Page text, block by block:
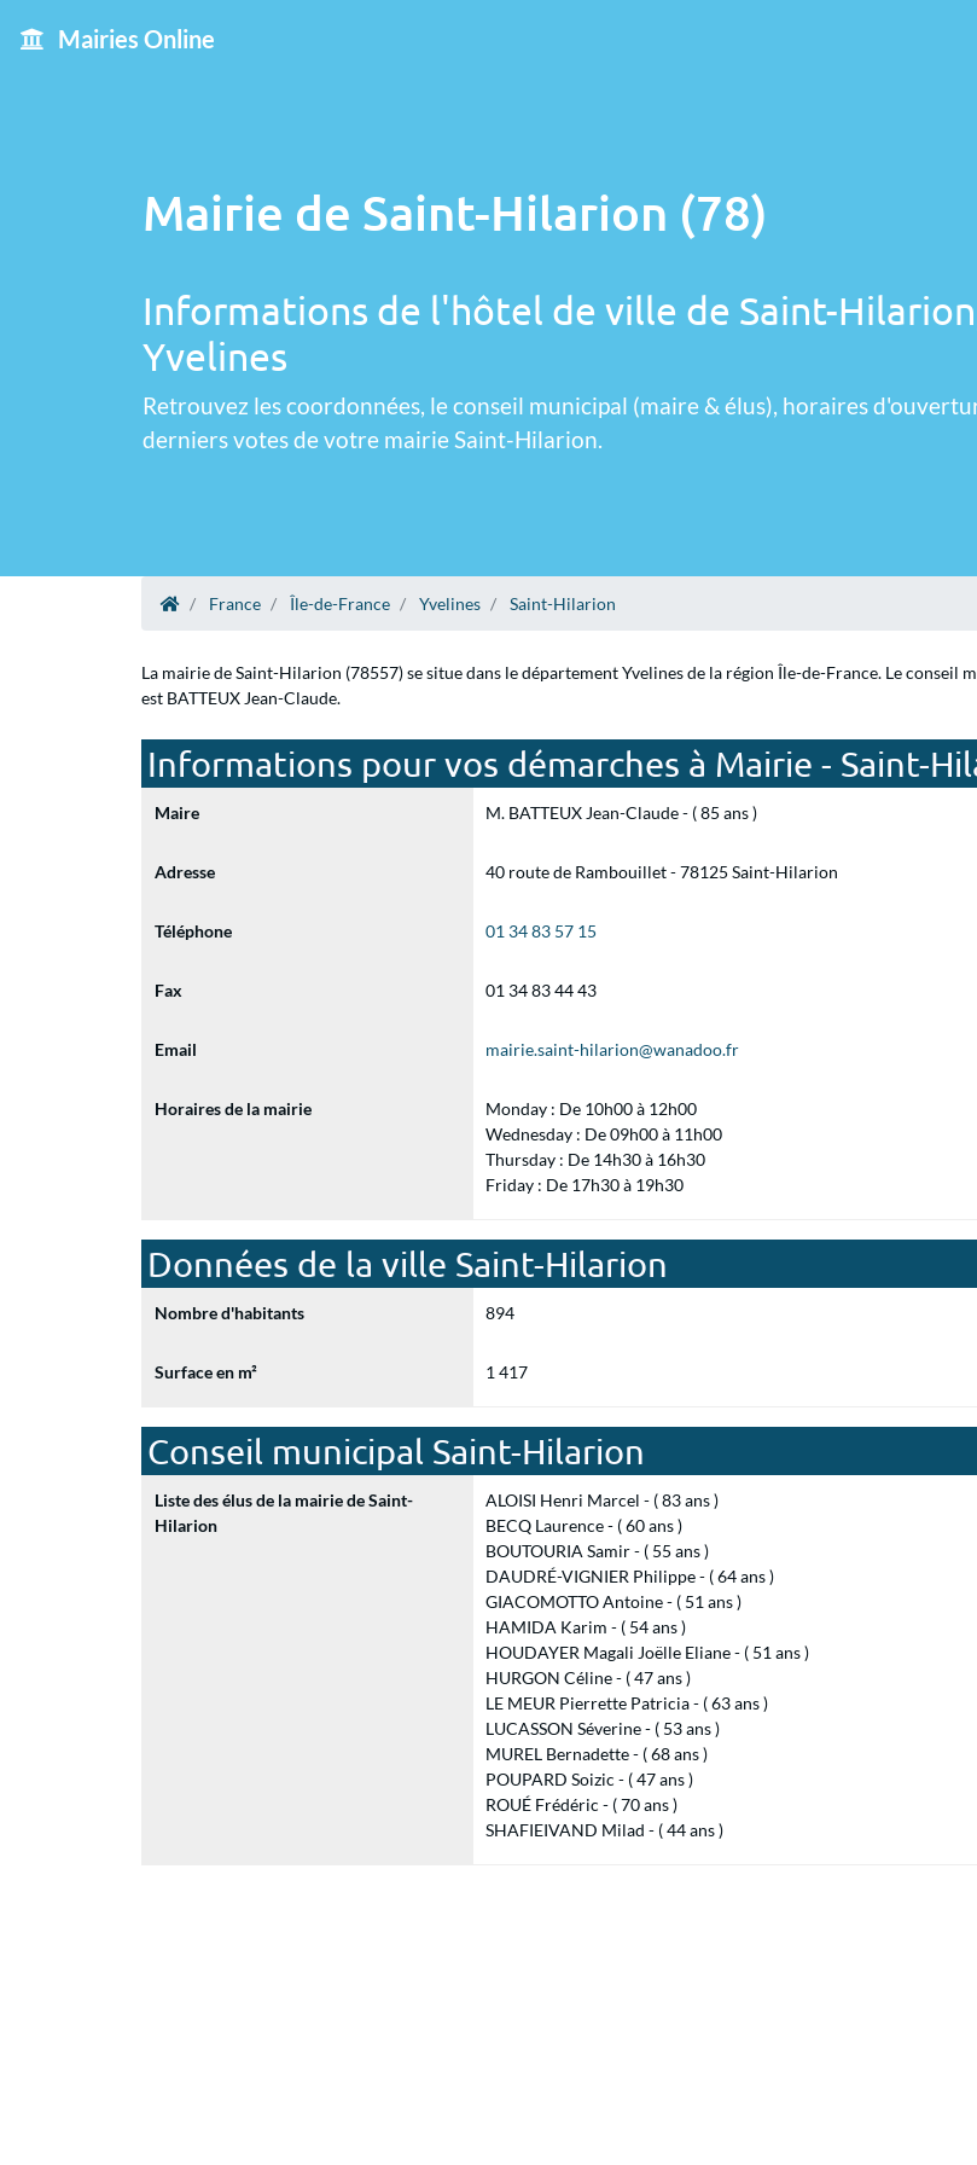
Mairies Online
Mairie de Saint-Hilarion (78)
Informations de l'hôtel de ville de Saint-
Yvelines
Retrouvez les coordonnées, le conseil municipal (maire & élus), horaires
derniers votes de votre mairie Saint-Hilarion.
France Île-de-France Yvelines Saint-Hilarion
La mairie de Saint-Hilarion (78557) se situe dans le département Yvelines de la région Île-de-France. Le
est BATTEUX Jean-Claude.
Informations pour vos démarches à Mairie - Saint-
Maire M. BATTEUX Jean-Claude - ( 85 ans )
Adresse 40 route de Rambouillet - 78125 Saint-Hilarion
Téléphone 01 34 83 57 15
Fax 01 34 83 44 43
Email mairie.saint-hilarion@wanadoo.fr
Horaires de la mairie
Monday : De 10h00 à 12h00
Wednesday : De 09h00 à 11h00
Thursday : De 14h30 à 16h30
Friday : De 17h30 à 19h30
Données de la ville Saint-Hilarion
Nombre d'habitants 894
Surface en m² 1 417
Conseil municipal Saint-Hilarion
Liste des élus de la mairie de Saint-
Hilarion
ALOISI Henri Marcel - ( 83 ans )
BECQ Laurence - ( 60 ans )
BOUTOURIA Samir - ( 55 ans )
DAUDRÉ-VIGNIER Philippe - ( 64 ans )
GIACOMOTTO Antoine - ( 51 ans )
HAMIDA Karim - ( 54 ans )
HOUDAYER Magali Joëlle Eliane - ( 51 ans )
HURGON Céline - ( 47 ans )
LE MEUR Pierrette Patricia - ( 63 ans )
LUCASSON Séverine - ( 53 ans )
MUREL Bernadette - ( 68 ans )
POUPARD Soizic - ( 47 ans )
ROUÉ Frédéric - ( 70 ans )
SHAFIEIVAND Milad - ( 44 ans )